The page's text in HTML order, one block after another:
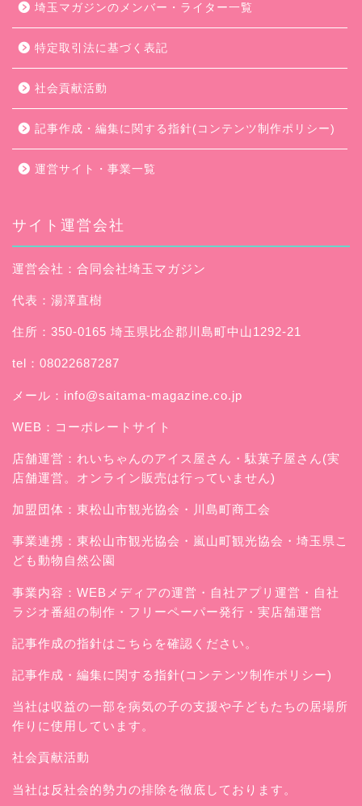
埼玉マガジンのメンバー・ライター一覧
特定取引法に基づく表記
社会貢献活動
記事作成・編集に関する指針(コンテンツ制作ポリシー)
運営サイト・事業一覧
サイト運営会社
運営会社：合同会社埼玉マガジン
代表：湯澤直樹
住所：350-0165 埼玉県比企郡川島町中山1292-21
tel：08022687287
メール： info@saitama-magazine.co.jp
WEB： コーポレートサイト
店舗運営： れいちゃんのアイス屋さん ・駄菓子屋さん(実
店舗運営。オンライン販売は行っていません)
加盟団体：東松山市観光協会・川島町商工会
事業連携：東松山市観光協会・嵐山町観光協会・埼玉県こ
ども動物自然公園
事業内容：WEBメディアの運営・自社アプリ運営・自社
ラジオ番組の制作・フリーペーパー発行・実店舗運営
記事作成の指針はこちらを確認ください。
記事作成・編集に関する指針(コンテンツ制作ポリシー)
当社は収益の一部を病気の子の支援や子どもたちの居場所
作りに使用しています。
社会貢献活動
当社は反社会的勢力の排除を徹底しております。